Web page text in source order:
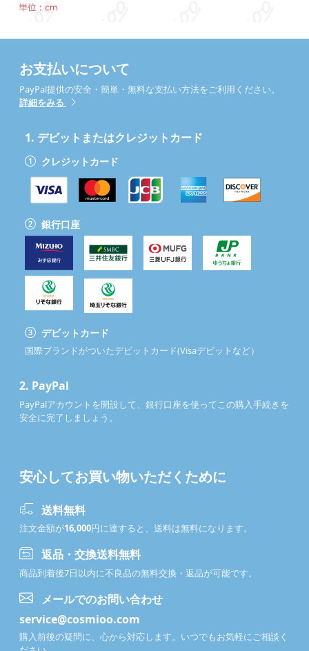
お支払いについて
PayPal提供の安全・簡単・無料な支払い方法をご利用ください。
詳細をみる
1. デビットまたはクレジットカード
クレジットカード
銀行口座
デビットカード
国際ブランドがついたデビットカード(Visaデビットなど）
2. PayPal
PayPalアカウントを開設して、銀行口座を使ってこの購入手続きを
安全に完了しましょう。
安心してお買い物いただくために
送料無料
注文金額が16,000円に達すると、送料は無料になります。
返品・交換送料無料
商品到着後7日以内に不良品の無料交換・返品が可能です。
メールでのお問い合わせ
service@cosmioo.com
購入前後の疑問に、心から対応します。いつでもお気軽にご相談く